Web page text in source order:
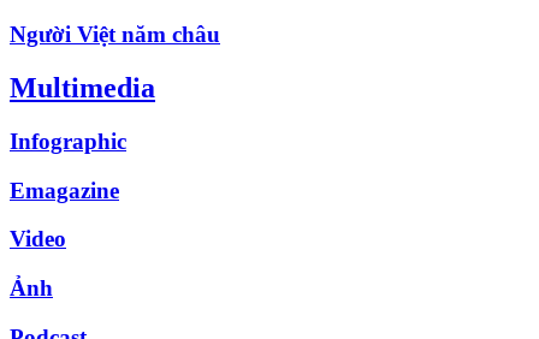
Người Việt năm châu
Multimedia
Infographic
Emagazine
Video
Ảnh